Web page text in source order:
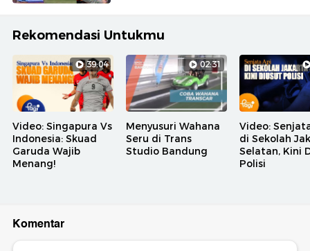
Rekomendasi Untukmu
39:04
Video: Singapura Vs
Indonesia: Skuad
Garuda Wajib
Menang!
02:31
Menyusuri Wahana
Seru di Trans
Studio Bandung
Video:
di Sekolah
Selatan, Kini
Polisi